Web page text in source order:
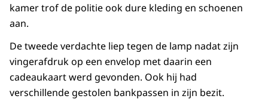
kamer trof de politie ook dure kleding en schoenen
aan.
De tweede verdachte liep tegen de lamp nadat zijn
vingerafdruk op een envelop met daarin een
cadeaukaart werd gevonden. Ook hij had
verschillende gestolen bankpassen in zijn bezit.